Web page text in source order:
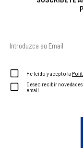
He leído y acepto la
Deseo recibir
email